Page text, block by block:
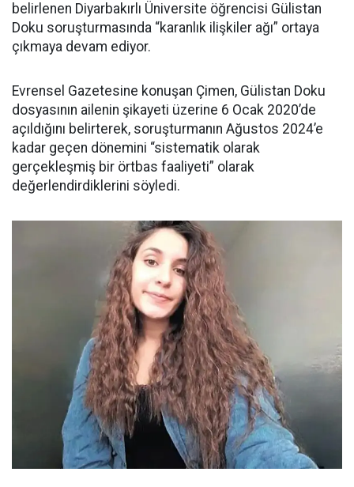
belirlenen Diyarbakırlı Üniversite öğrencisi Gülistan
Doku soruşturmasında “karanlık ilişkiler ağı” ortaya
çıkmaya devam ediyor.
Evrensel Gazetesine konuşan Çimen, Gülistan Doku
dosyasının ailenin şikayeti üzerine 6 Ocak 2020’de
açıldığını belirterek, soruşturmanın Ağustos 2024’e
kadar geçen dönemini “sistematik olarak
gerçekleşmiş bir örtbas faaliyeti” olarak
değerlendirdiklerini söyledi.